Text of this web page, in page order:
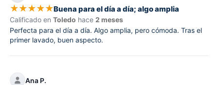
★★★★★Buena para el día a día; algo amplia
Calificado en Toledo hace 2 meses
Perfecta para el día a día. Algo amplia, pero cómoda. Tras el
primer lavado, buen aspecto.
Ana P.